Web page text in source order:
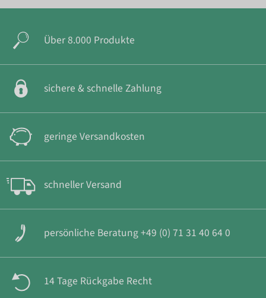
Über 8.000 Produkte
sichere & schnelle Zahlung
geringe Versandkosten
schneller Versand
persönliche Beratung +49 (0) 71 31 40 64 0
14 Tage Rückgabe Recht